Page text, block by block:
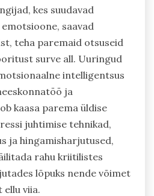
kes suudavad
saavad
teha paremaid otsuseid
surve all. Uuringud
intelligentsus
ja
kaasa parema üldise
juhtimise tehnikad,
ja hingamisharjutused,
rahu kriitilistes
lõpuks nende võimet
viia.